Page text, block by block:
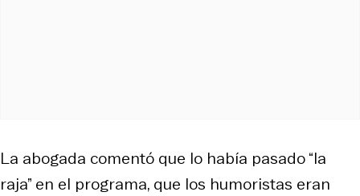
La abogada comentó que lo había pasado “la
raja” en el programa, que los humoristas eran